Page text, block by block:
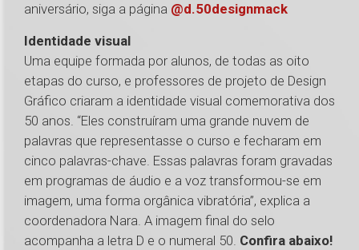
aniversário, siga a página @d.50designmack
Identidade visual
Uma equipe formada por alunos, de todas as oito
etapas do curso, e professores de projeto de Design
Gráfico criaram a identidade visual comemorativa dos
50 anos. “Eles construíram uma grande nuvem de
palavras que representasse o curso e fecharam em
cinco palavras-chave. Essas palavras foram gravadas
em programas de áudio e a voz transformou-se em
imagem, uma forma orgânica vibratória”, explica a
coordenadora Nara. A imagem final do selo
acompanha a letra D e o numeral 50. Confira abaixo!